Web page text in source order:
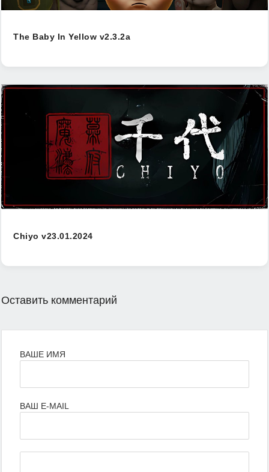
The Baby In Yellow v2.3.2a
Chiyo v23.01.2024
Оставить комментарий
ВАШЕ ИМЯ
ВАШ E-MAIL